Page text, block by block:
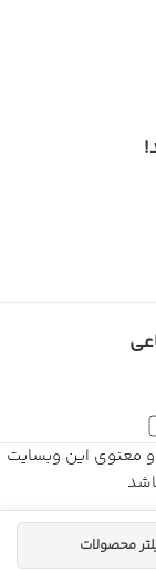
و معنوی این وبسایت
محصولات